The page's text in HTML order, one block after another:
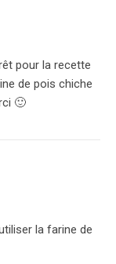
pour la recette
de pois chiche
🙂
la farine de